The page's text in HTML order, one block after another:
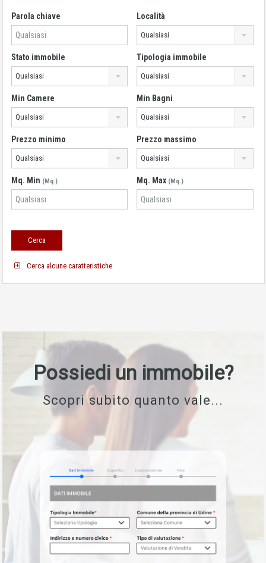
Parola chiave Località
Qualsiasi
Stato immobile
Qualsiasi
Tipologia immobile
Qualsiasi
Min Camere
Qualsiasi
Min Bagni
Qualsiasi
Prezzo minimo
Qualsiasi
Prezzo massimo
Qualsiasi
Mq. Min (Mq.) Mq. Max (Mq.)
Cerca alcune caratteristiche
Possiedi un immobile?
Scopri subito quanto vale...